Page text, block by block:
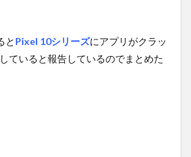
と Pixel 10シリーズにアプリがクラッ
ていると報告しているのでまとめた